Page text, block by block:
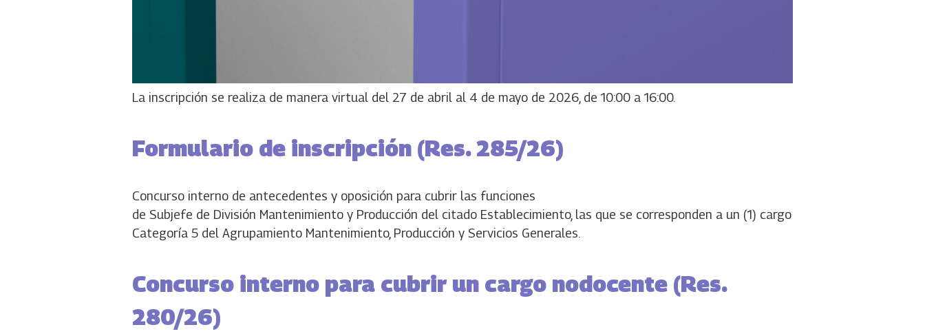
La inscripción se realiza de manera virtual del 27 de abril al 4 de mayo de 2026, de 10:00 a 16:00.
Formulario de inscripción (Res. 285/26)
Concurso interno de antecedentes y oposición para cubrir las funciones
de Subjefe de División Mantenimiento y Producción del citado Establecimiento, las que se corresponden a un (1) cargo
Categoría 5 del Agrupamiento Mantenimiento, Producción y Servicios Generales.
Concurso interno para cubrir un cargo nodocente (Res.
280/26)